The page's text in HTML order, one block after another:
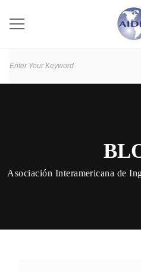
Asociación Interamericana de